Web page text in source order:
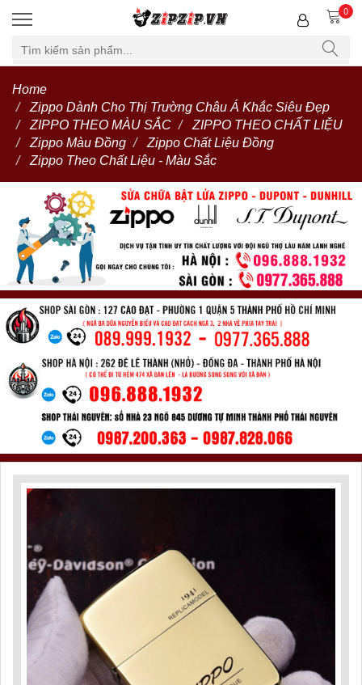
0
Home
Zippo Dành Cho Thị Trường Châu Á Khắc Siêu Đẹp
ZIPPO THEO MÀU SẮC
ZIPPO THEO CHẤT LIỆU
Zippo Màu Đồng
Zippo Chất Liệu Đồng
Zippo Theo Chất Liệu - Màu Sắc